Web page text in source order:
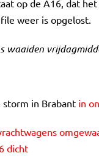
op de A16, dat het
weer is opgelost.
waaiden
storm in Brabant in
dicht